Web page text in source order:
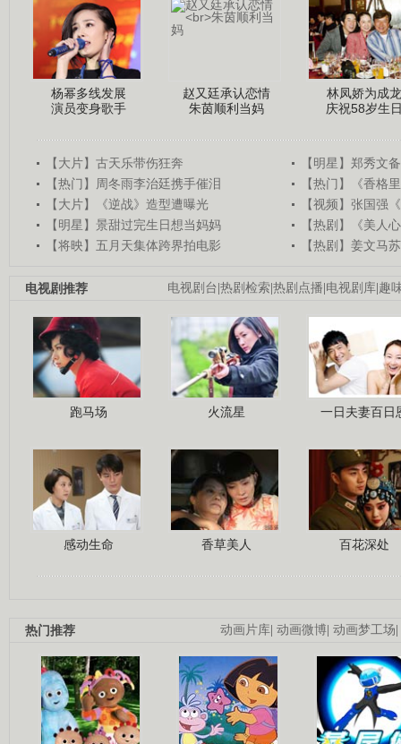
杨幂多线发展
演员变身歌手
赵又廷承认恋情
朱茵顺利当妈
林凤娇为成龙
庆祝58岁生
【大片】古天乐带伤狂奔
【明星】郑秀文
【热门】周冬雨李治廷携手催泪
【热门】《香格
【大片】《逆战》造型遭曝光
【视频】张国强
【明星】景甜过完生日想当妈妈
【热剧】《美人
【将映】五月天集体跨界拍电影
【热剧】姜文马
电视剧台|热剧检索|热剧点播|电视剧库|趣
电视剧推荐
跑马场 火流星 一日夫妻百日
感动生命 香草美人 百花深处
动画片库| 动画微博| 动画梦工场|
热门推荐